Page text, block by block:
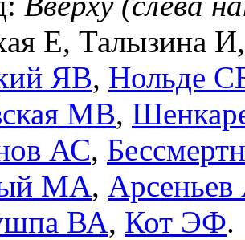
Е, Талызина
ЯВ, Нольде
МВ,
АС,
МА,
ВА, Кот ЭФ.